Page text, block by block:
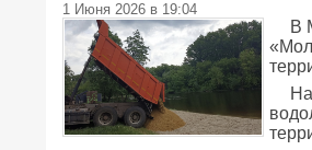
1 Июня 2026 в 19:04
В